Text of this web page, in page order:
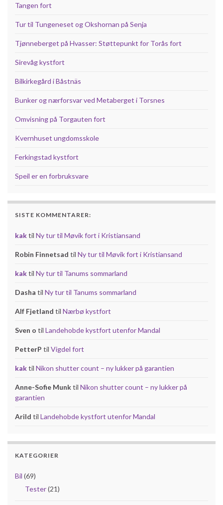
Tangen fort
Tur til Tungeneset og Okshornan på Senja
Tjønneberget på Hvasser: Støttepunkt for Torås fort
Sirevåg kystfort
Bilkirkegård i Båstnäs
Bunker og nærforsvar ved Metaberget i Torsnes
Omvisning på Torgauten fort
Kvernhuset ungdomsskole
Ferkingstad kystfort
Speil er en forbruksvare
SISTE KOMMENTARER:
kaktil Ny tur til Møvik fort i Kristiansand
Robin Finnetsad til Ny tur til Møvik fort i Kristiansand
kaktil Ny tur til Tanums sommarland
Dasha til Ny tur til Tanums sommarland
Alf Fjetland til Nærbø kystfort
Sven o til Landehobde kystfort utenfor Mandal
PetterP til Vigdel fort
kaktil Nikon shutter count – ny lukker på garantien
Anne-Sofie Munktil Nikon shutter count – ny lukker på
garantien
Arild til Landehobde kystfort utenfor Mandal
KATEGORIER
Bil (69)
Tester(21)